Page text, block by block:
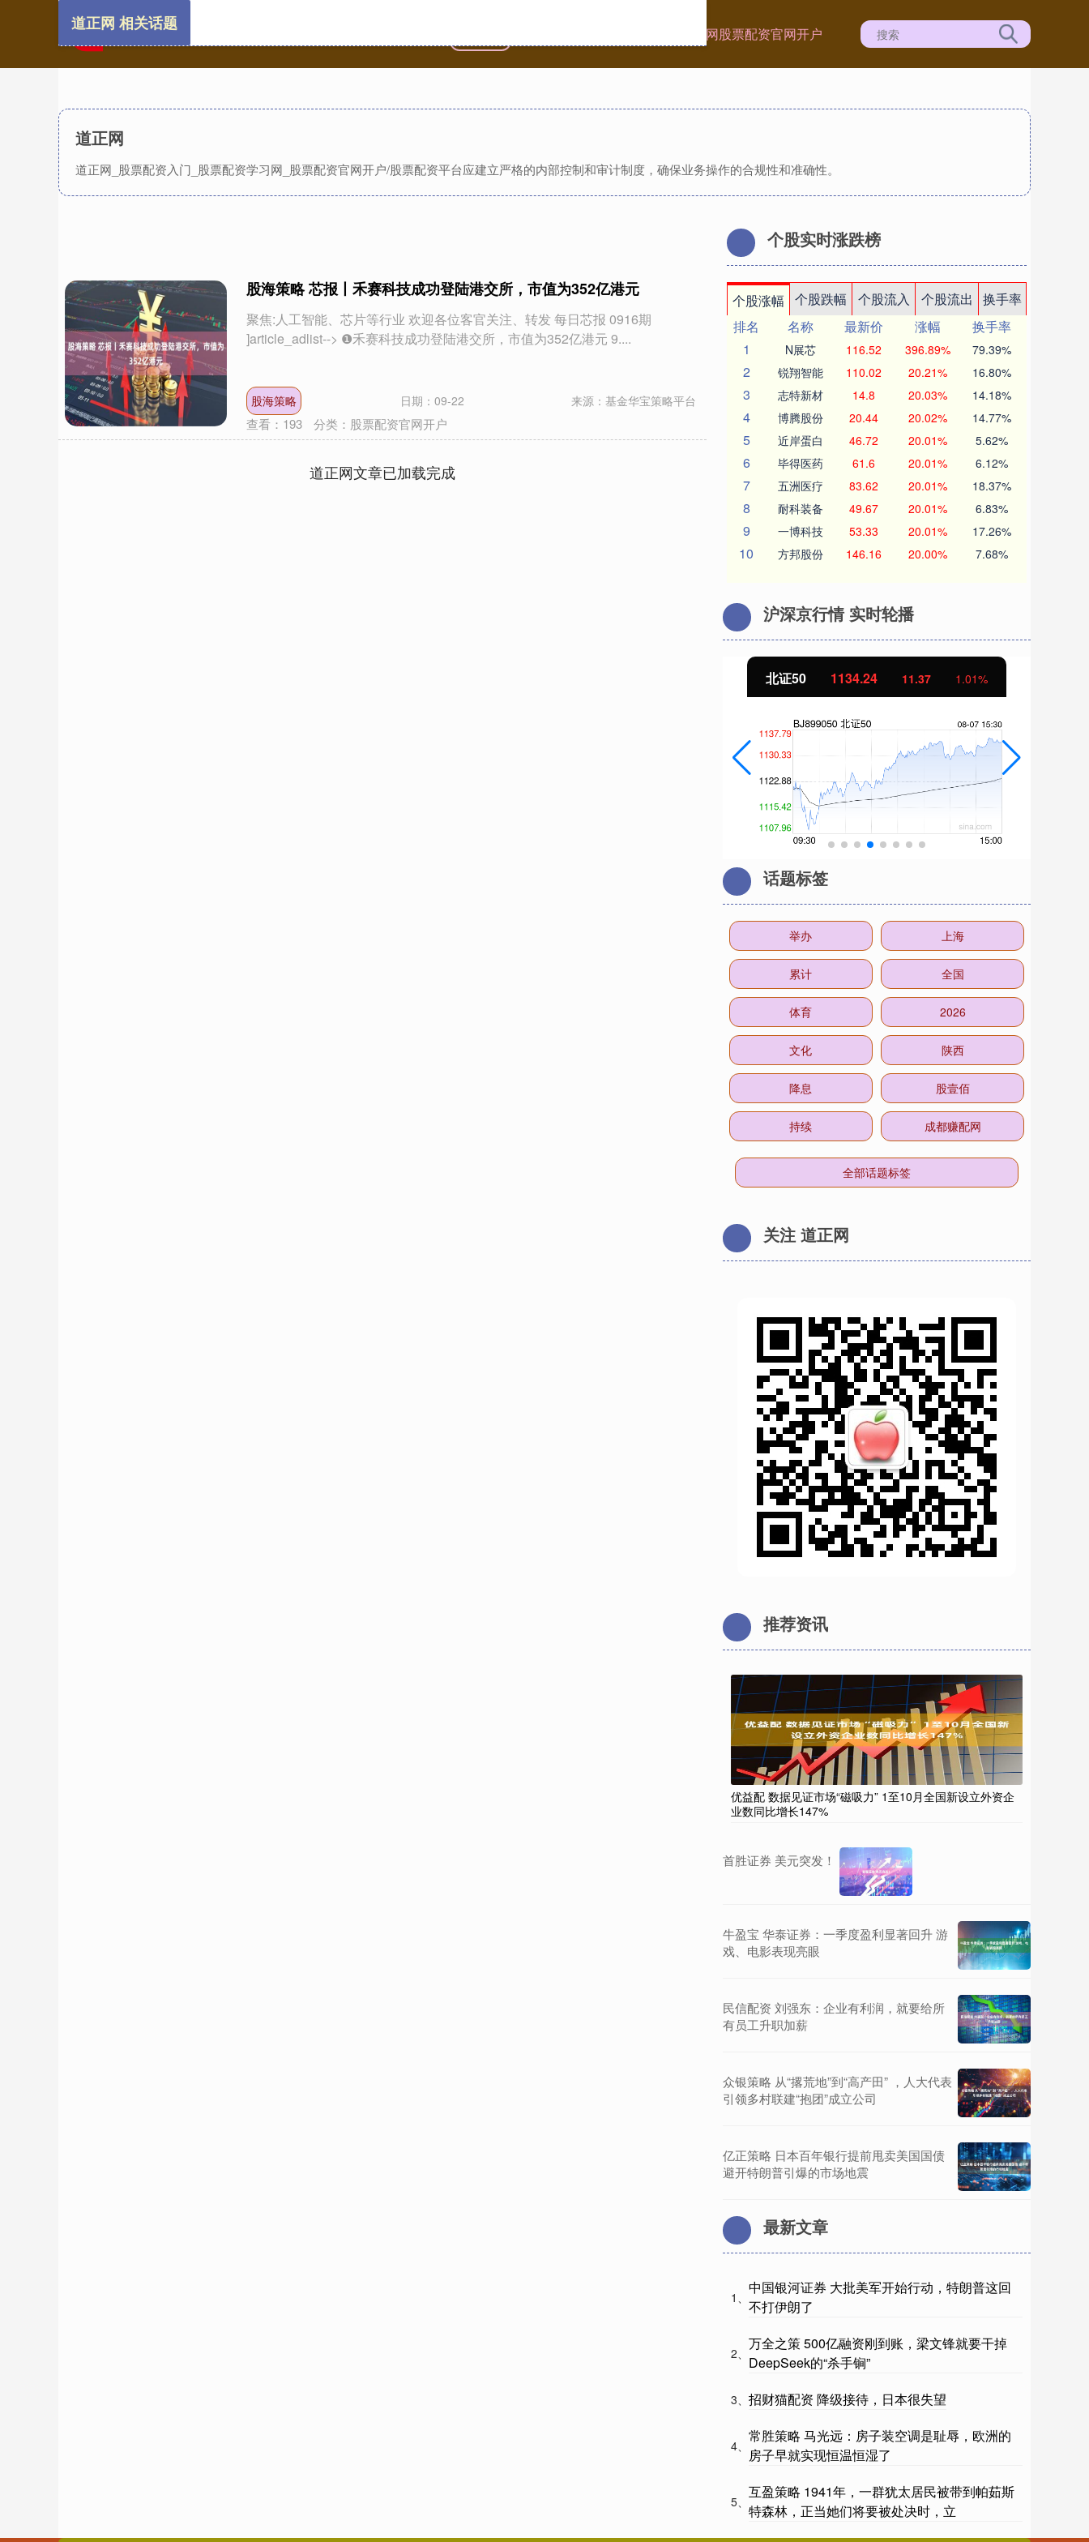
股票配资学习网股票配资官网开户
道正网
道正网_股票配资入门_股票配资学习网_股票配资官网开户/股票配资平台应建立严格的内部控制和审计制度，确保业务操作的合规性和准确性。
道正网 相关话题
股海策略 芯报丨禾赛科技成功登陆港交所，市值为352亿港元
聚焦:人工智能、芯片等行业 欢迎各位客官关注、转发 每日芯报 0916期
]article_adlist--> ❶禾赛科技成功登陆港交所，市值为352亿港元 9....
股海策略 日期：09-22 来源：基金华宝策略平台
查看： 193 分类： 股票配资官网开户
道正网文章已加载完成
个股实时涨跌榜
个股涨幅 个股跌幅 个股流入 个股流出
换手率
排名
名称 最新价 涨幅
换手率
1
N展芯 116.52 396.89% 79.39%
2 锐翔智能 110.02 20.21% 16.80%
3 志特新材 14.8 20.03% 14.18%
4 博腾股份 20.44 20.02% 14.77%
5 近岸蛋白 46.72 20.01% 5.62%
6 毕得医药 61.6 20.01% 6.12%
7 五洲医疗 83.62 20.01% 18.37%
8 耐科装备 49.67 20.01% 6.83%
9 一博科技 53.33 20.01% 17.26%
10 方邦股份 146.16 20.00% 7.68%
沪深京行情 实时轮播
北证50 1134.24 11.37 1.01%
话题标签
举办 上海
累计 全国
体育 2026
文化 陕西
降息 股壹佰
持续 成都赚配网
全部话题标签
关注 道正网
推荐资讯
优益配 数据见证市场“磁吸力” 1至10月全国新设立外资企
业数同比增长147%
首胜证券 美元突发！
牛盈宝 华泰证券：一季度盈利显著回升 游
戏、电影表现亮眼
民信配资 刘强东：企业有利润，就要给所
有员工升职加薪
众银策略 从“撂荒地”到“高产田” ，人大代表
引领多村联建“抱团”成立公司
亿正策略 日本百年银行提前甩卖美国国债
避开特朗普引爆的市场地震
最新文章
1、
中国银河证券 大批美军开始行动，特朗普这回
不打伊朗了
2、
万全之策 500亿融资刚到账，梁文锋就要干掉
DeepSeek的“杀手锏”
3、 招财猫配资 降级接待，日本很失望
4、
常胜策略 马光远：房子装空调是耻辱，欧洲的
房子早就实现恒温恒湿了
5、
互盈策略 1941年，一群犹太居民被带到帕茹斯
特森林，正当她们将要被处决时，立